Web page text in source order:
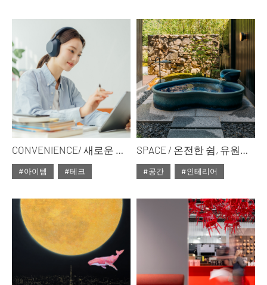
#ISSUE300
CONVENIENCE/ 새로운 출발! 신학기 테크 아이템
#아이템
#테크
#ISSUE300
SPACE / 온전한 쉼, 유원재에서 머문다는 것
#공간
#인테리어